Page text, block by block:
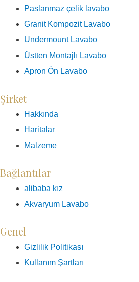
Paslanmaz çelik lavabo
Granit Kompozit Lavabo
Undermount Lavabo
Üstten Montajlı Lavabo
Apron Ön Lavabo
Şirket
Hakkında
Haritalar
Malzeme
Bağlantılar
alibaba kız
Akvaryum Lavabo
Genel
Gizlilik Politikası
Kullanım Şartları